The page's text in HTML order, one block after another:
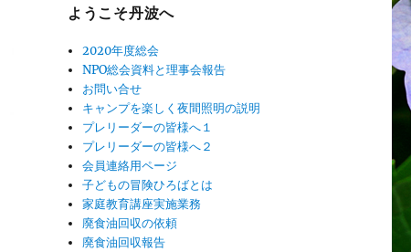
ようこそ丹波へ
2020年度総会
NPO総会資料と理事会報告
お問い合せ
キャンプを楽しく夜間照明の説明
プレリーダーの皆様へ１
プレリーダーの皆様へ２
会員連絡用ページ
子どもの冒険ひろばとは
家庭教育講座実施業務
廃食油回収の依頼
廃食油回収報告